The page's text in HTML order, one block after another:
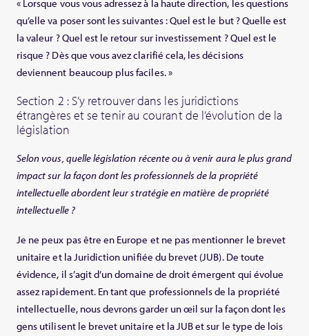
« Lorsque vous vous adressez à la haute direction, les questions
qu’elle va poser sont les suivantes : Quel est le but ? Quelle est
la valeur ? Quel est le retour sur investissement ? Quel est le
risque ? Dès que vous avez clarifié cela, les décisions
deviennent beaucoup plus faciles. »
Section 2 : S’y retrouver dans les juridictions
étrangères et se tenir au courant de l’évolution de la
législation
Selon vous, quelle législation récente ou à venir aura le plus grand
impact sur la façon dont les professionnels de la propriété
intellectuelle abordent leur stratégie en matière de propriété
intellectuelle ?
Je ne peux pas être en Europe et ne pas mentionner le brevet
unitaire et la Juridiction unifiée du brevet (JUB). De toute
évidence, il s’agit d’un domaine de droit émergent qui évolue
assez rapidement. En tant que professionnels de la propriété
intellectuelle, nous devrons garder un œil sur la façon dont les
gens utilisent le brevet unitaire et la JUB et sur le type de lois